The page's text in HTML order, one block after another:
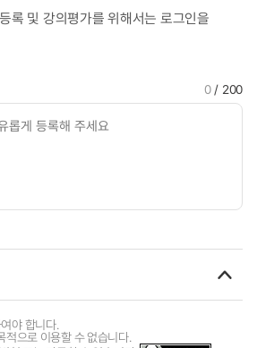
록 및 강의평가를 위해서는 로그인을
0/ 200
야 합니다.
적으로 이용할 수 없습니다.